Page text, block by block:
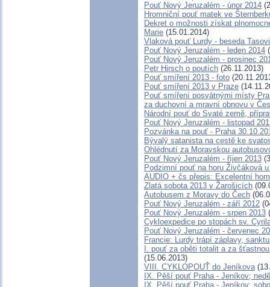
Pouť Nový Jeruzalém - únor 2014
Hromniční pouť matek ve
Dekret o možnosti získat
Marie (15.01.2014)
Vlaková pouť Lurdy - beseda
Pouť Nový Jeruzalém - leden 2014
Pouť Nový Jeruzalém - prosinec
Petr Hirsch o poutích (26.11.2013)
Pouť smíření 2013 - foto
Pouť smíření 2013 v Praze
Pouť smíření posvátnými místy
za duchovní a mravní obnovu v
Národní pouť do Svaté země,
Pouť Nový Jeruzalém - listopad
Pozvánka na pouť - Praha
Bývalý satanista na cestě ke
Ohlédnutí za Moravskou
Pouť Nový Jeruzalém - říjen 2013
Podzimní pouť na horu Živčáková
AUDIO + čs přepis: Excelentní
Zlatá sobota 2013 v Žarošicích
Autobusem z Moravy do Čech
Pouť Nový Jeruzalém - září 2012
Pouť Nový Jeruzalém - srpen 2013
Cykloexpedice po stopách sv.
Pouť Nový Jeruzalém - červenec
Francie: Lurdy trápí záplavy,
I. pouť za oběti totalit a za
(15.06.2013)
VIII. CYKLOPOUŤ do Jeníkova
IX. Pěší pouť Praha - Jeníkov;
IX. Pěší pouť Praha - Jeníkov;